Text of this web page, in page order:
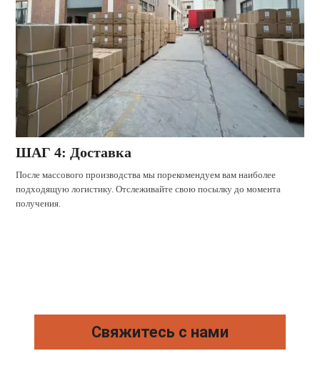
ШАГ 4: Доставка
После массового производства мы порекомендуем вам наиболее
подходящую логистику. Отслеживайте свою посылку до момента
получения.
Свяжитесь с нами